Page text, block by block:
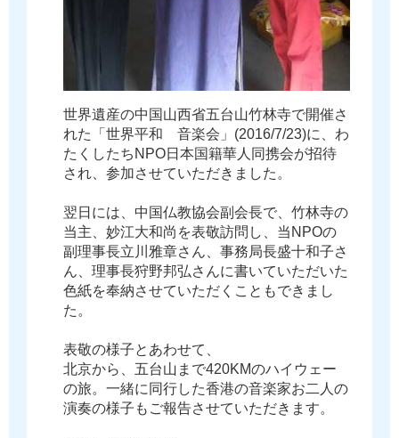
世界遺産の中 国 山西省五台山竹林寺で開催さ
れた 「 世界平和 音楽会 」 (2016/7/23)に
わ
た く したち N PO日 本国籍華 人 同携会が招待
さ れ 参加させていただき ま した 。
翌 日 には 中 国仏教協会副 会長で 竹林寺の
当主 妙江大和尚 を表敬訪問 し 当 N POの
副 理事長立 川 雅章さ ん 事務局長盛十和子さ
ん
理事長狩野邦弘さ んに書いていただいた
色紙を奉納させていただ く こ と もでき ま し
た 。
表敬の様子と あわせて
北京から 五台山 ま で420KMのハイ ウ ェ ー
の旅。 一緒に 同行した香港の音楽家お二 人 の
演奏の様子 も ご報告させていただき ま す。